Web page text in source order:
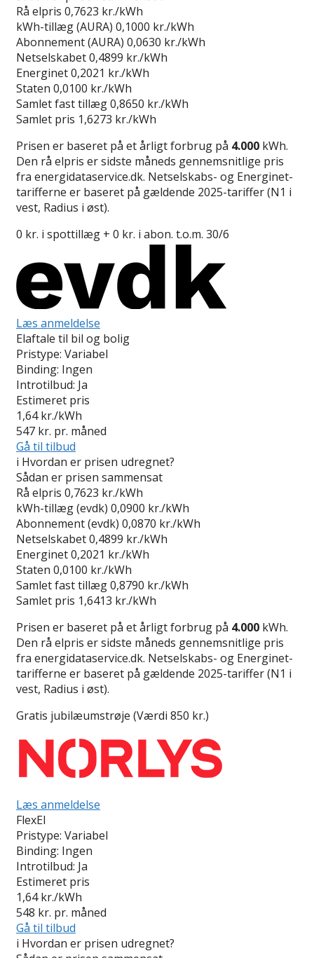
Rå elpris 0,7623 kr./kWh
kWh-tillæg (AURA) 0,1000 kr./kWh
Abonnement (AURA) 0,0630 kr./kWh
Netselskabet0,4899 kr./kWh
Energinet0,2021 kr./kWh
Staten 0,0100 kr./kWh
Samlet fast tillæg0,8650 kr./kWh
Samlet pris 1,6273 kr./kWh
Prisen er baseret på et årligt forbrug på 4.000 kWh.
Den rå elpris er sidste måneds gennemsnitlige pris
fra energidataservice.dk. Netselskabs- og Energinet-
tarifferne er baseret på gældende 2025-tariffer (N1 i
vest, Radius i øst).
0 kr. i spottillæg + 0 kr. i abon. t.o.m. 30/6
Læs anmeldelse
Elaftale til bil og bolig
Pristype: Variabel
Binding: Ingen
Introtilbud: Ja
Estimeret pris
1,64 kr./kWh
547 kr. pr. måned
Gå til tilbud
i Hvordan er prisen udregnet?
Sådan er prisen sammensat
Rå elpris 0,7623 kr./kWh
kWh-tillæg (evdk) 0,0900 kr./kWh
Abonnement (evdk) 0,0870 kr./kWh
Netselskabet0,4899 kr./kWh
Energinet0,2021 kr./kWh
Staten 0,0100 kr./kWh
Samlet fast tillæg0,8790 kr./kWh
Samlet pris 1,6413 kr./kWh
Prisen er baseret på et årligt forbrug på 4.000 kWh.
Den rå elpris er sidste måneds gennemsnitlige pris
fra energidataservice.dk. Netselskabs- og Energinet-
tarifferne er baseret på gældende 2025-tariffer (N1 i
vest, Radius i øst).
Gratis jubilæumstrøje (Værdi 850 kr.)
Læs anmeldelse
FlexEl
Pristype: Variabel
Binding: Ingen
Introtilbud: Ja
Estimeret pris
1,64 kr./kWh
548 kr. pr. måned
Gå til tilbud
i Hvordan er prisen udregnet?